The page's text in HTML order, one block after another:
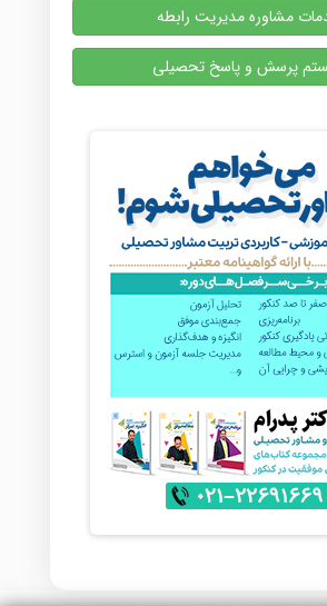
مشاوره مدیریت رابطه
پرسش و پاسخ تحصیلی